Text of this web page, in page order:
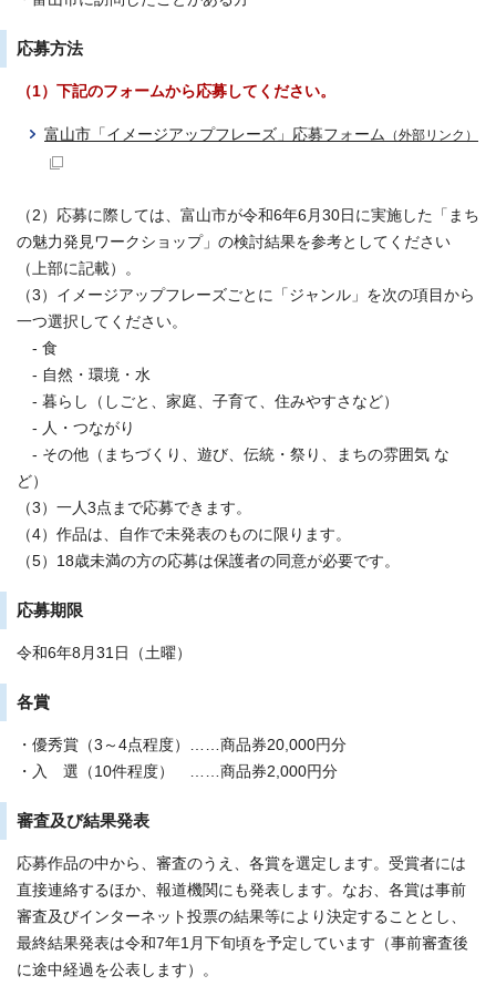
応募方法
（1）下記のフォームから応募してください。
富山市「イメージアップフレーズ」応募フォーム （外部リンク）
（2）応募に際しては、富山市が令和6年6月30日に実施した「まち
の魅力発見ワークショップ」の検討結果を参考としてください
（上部に記載）。
（3）イメージアップフレーズごとに「ジャンル」を次の項目から
一つ選択してください。
- 食
- 自然・環境・水
- 暮らし（しごと、家庭、子育て、住みやすさなど）
- 人・つながり
- その他（まちづくり、遊び、伝統・祭り、まちの雰囲気 な
ど）
（3）一人3点まで応募できます。
（4）作品は、自作で未発表のものに限ります。
（5）18歳未満の方の応募は保護者の同意が必要です。
応募期限
令和6年8月31日（土曜）
各賞
・優秀賞（3～4点程度）……商品券20,000円分
・入 選（10件程度） ……商品券2,000円分
審査及び結果発表
応募作品の中から、審査のうえ、各賞を選定します。受賞者には
直接連絡するほか、報道機関にも発表します。なお、各賞は事前
審査及びインターネット投票の結果等により決定することとし、
最終結果発表は令和7年1月下旬頃を予定しています（事前審査後
に途中経過を公表します）。